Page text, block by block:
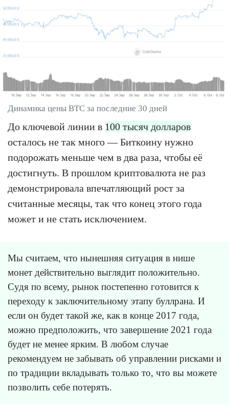
Динамика цены BTC за последние 30 дней
До ключевой линии в 100 тысяч долларов
осталось не так много — Биткоину нужно
подорожать меньше чем в два раза, чтобы её
достигнуть. В прошлом криптовалюта не раз
демонстрировала впечатляющий рост за
считанные месяцы, так что конец этого года
может и не стать исключением.
Мы считаем, что нынешняя ситуация в нише
монет действительно выглядит положительно.
Судя по всему, рынок постепенно готовится к
переходу к заключительному этапу буллрана. И
если он будет такой же, как в конце 2017 года,
можно предположить, что завершение 2021 года
будет не менее ярким. В любом случае
рекомендуем не забывать об управлении рисками и
по традиции вкладывать только то, что вы можете
позволить себе потерять.